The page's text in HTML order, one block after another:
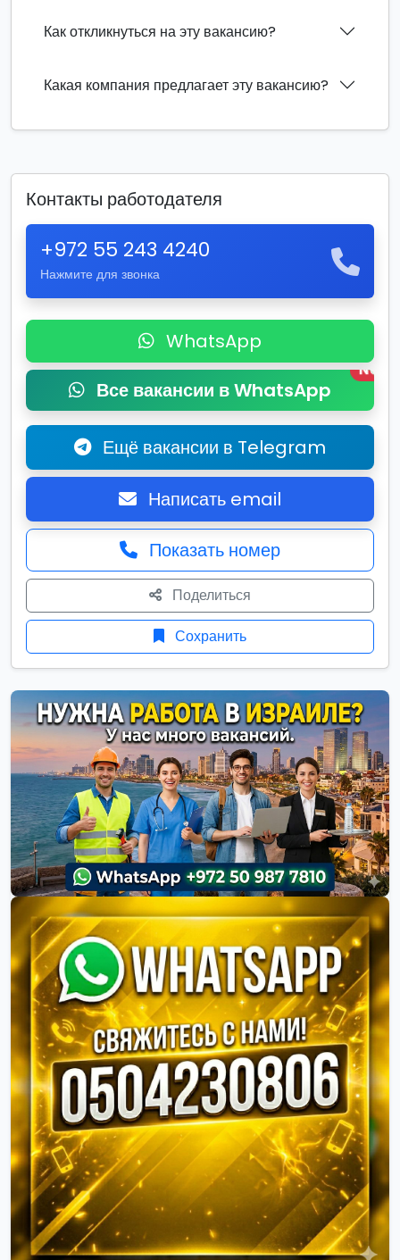
Как откликнуться на эту вакансию?
Какая компания предлагает эту вакансию?
Контакты работодателя
+972 55 243 4240
Нажмите для звонка
WhatsApp
Все вакансии в WhatsApp
New
Ещё вакансии в Telegram
Написать email
Показать номер
Поделиться
Сохранить